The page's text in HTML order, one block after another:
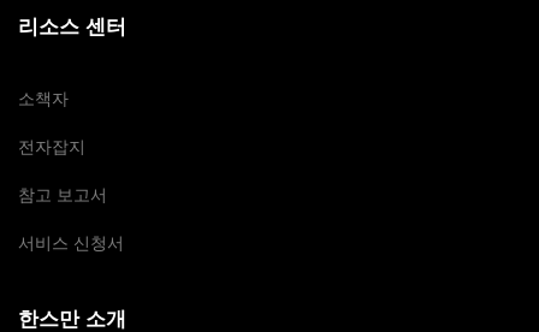
리소스 센터
소책자
전자잡지
참고 보고서
서비스 신청서
한스만 소개